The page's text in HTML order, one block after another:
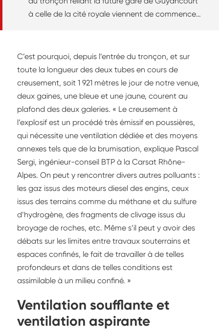
à celle de la cité royale viennent de commencer.
C’est pourquoi, depuis l’entrée du tronçon, et sur
toute la longueur des deux tubes en cours de
creusement, soit 1 921 mètres le jour de notre venue,
deux gaines, une bleue et une jaune, courent au
plafond des deux galeries. « Le creusement à
l’explosif est un procédé très émissif en poussières,
qui nécessite une ventilation dédiée et des moyens
annexes tels que de la brumisation, explique Pascal
Sergi, ingénieur-conseil BTP à la Carsat Rhône-
Alpes. On peut y rencontrer divers autres polluants :
les gaz issus des moteurs diesel des engins, ceux
issus des terrains comme du méthane et du sulfure
d’hydrogène, des fragments de clivage issus du
broyage de roches, etc. Même s’il peut y avoir des
débats sur les limites entre travaux souterrains et
espaces confinés, le fait de travailler à de telles
profondeurs et dans de telles conditions est
assimilable à un milieu confiné. »
Ventilation soufflante et
ventilation aspirante